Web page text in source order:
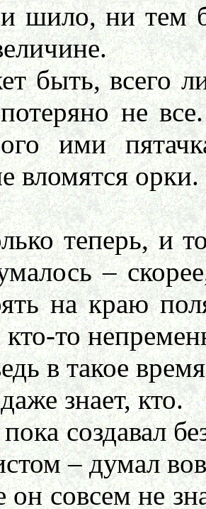
шило, ни тем
всего
не
ими
вломятся орки.
теперь, и то
–
на краю
то
такое время
знает, кто.
создавал без
– думал
не